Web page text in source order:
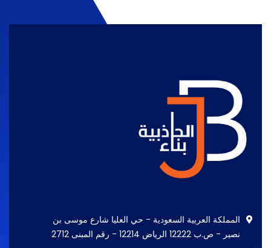
المملكة العربية السعودية - حي العليا شارع موسى بن
نصير - ص.ب 12222 الرياض 12214 - رقم المبنى 2712